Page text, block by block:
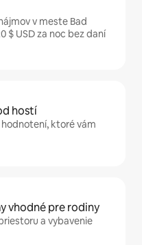
v meste Bad
$ USD za noc bez daní
hostí
hodnotení, ktoré vám
vhodné pre rodiny
a vybavenie